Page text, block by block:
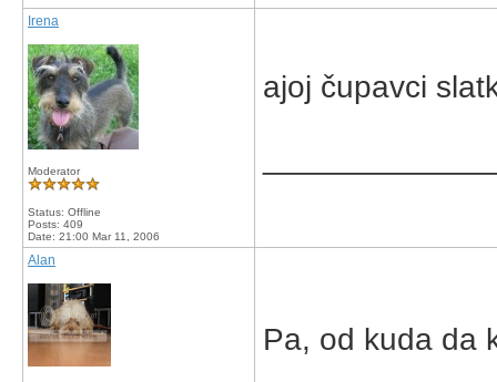
Irena
Moderator
Status: Offline
Posts: 409
Date: 21:00 Mar 11, 2006
ajoj čupavci
Alan
Pa, od kuda da